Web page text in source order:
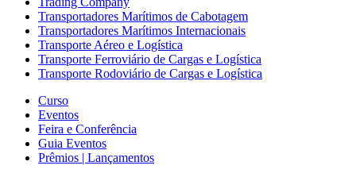
Transportadores Marítimos de Cabotagem
Transportadores Marítimos Internacionais
Transporte Aéreo e Logística
Transporte Ferroviário de Cargas e Logística
Transporte Rodoviário de Cargas e Logística
Curso
Eventos
Feira e Conferência
Guia Eventos
Prêmios | Lançamentos